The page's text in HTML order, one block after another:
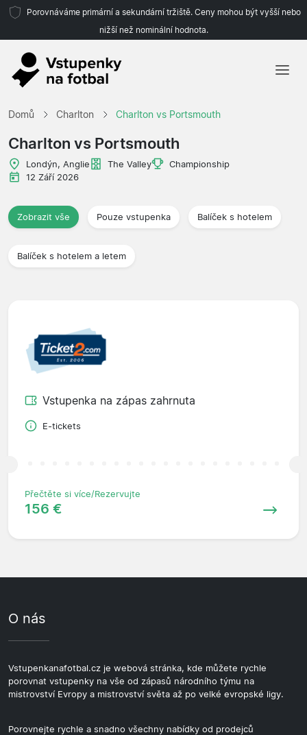
Porovnáváme primární a sekundární tržiště. Ceny mohou být vyšší nebo
nižší než nominální hodnota.
Domů Charlton Charlton vs Portsmouth
Charlton vs Portsmouth
Londýn, Anglie The Valley
Championship
12 Září 2026
Zobrazit vše Pouze vstupenka Balíček s hotelem
Balíček s hotelem a letem
Vstupenka na zápas zahrnuta
E-tickets
Přečtěte si více/Rezervujte
156 €
O nás
Vstupenkanafotbal.cz je webová stránka, kde můžete rychle
porovnat vstupenky na vše od zápasů národního týmu na
mistrovství Evropy a mistrovství světa až po velké evropské ligy.
Porovnejte rychle a snadno všechny nabídky od prodejců